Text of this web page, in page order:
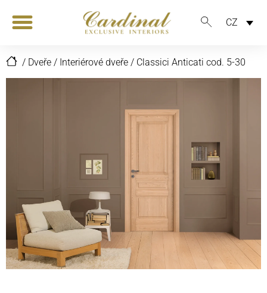
CZ
/ Dveře / Interiérové dveře / Classici Anticati cod. 5-30